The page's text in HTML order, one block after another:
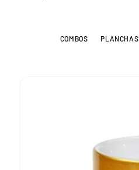
COMBOS PLANCHAS